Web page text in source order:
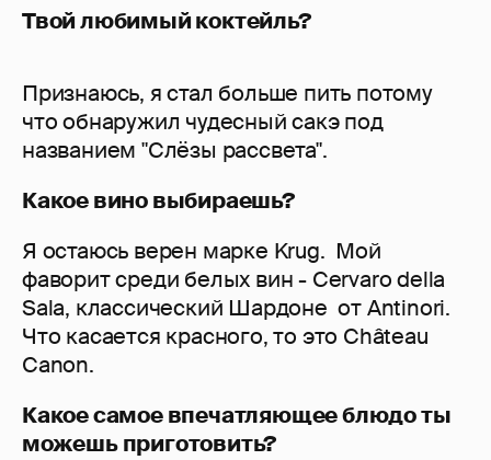
Твой любимый коктейль?
Признаюсь, я стал больше пить потому
что обнаружил чудесный сакэ под
названием "Слёзы рассвета".
Какое вино выбираешь?
Я остаюсь верен марке Krug. Мой
фаворит среди белых вин - Cervaro della
Sala, классический Шардоне от Antinori.
Что касается красного, то это Château
Canon.
Какое самое впечатляющее блюдо ты
можешь приготовить?